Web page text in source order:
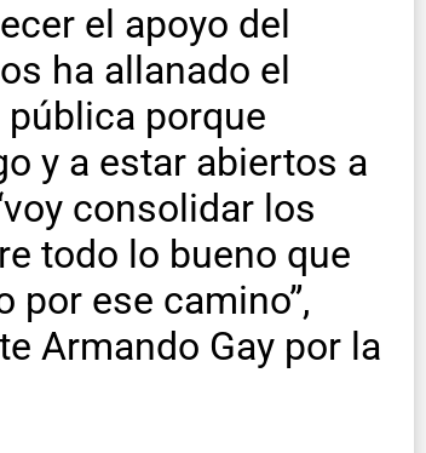
el apoyo del
ha allanado el
porque
y a estar abiertos a
consolidar los
todo lo bueno que
por ese camino”,
Armando Gay por la